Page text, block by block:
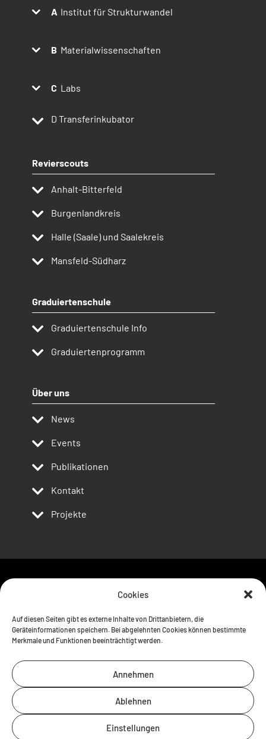
Cookies
Auf diesen Seiten gibt es externe Inhalte von Drittanbietern, die
Geräteinformationen speichern. Bei abgelehnten Cookies können bestimmte
Merkmale und Funktionen beeinträchtigt werden.
Annehmen
Ablehnen
Einstellungen
Institut für Strukturwandel
Materialwissenschaften
Labs
D Transferinkubator
Revierscouts
Anhalt-Bitterfeld
Burgenlandkreis
Halle (Saale) und Saalekreis
Mansfeld-Südharz
Graduiertenschule
Graduiertenschule Info
Graduiertenprogramm
Über uns
News
Events
Publikationen
Kontakt
Projekte
Impressum Datenschutz